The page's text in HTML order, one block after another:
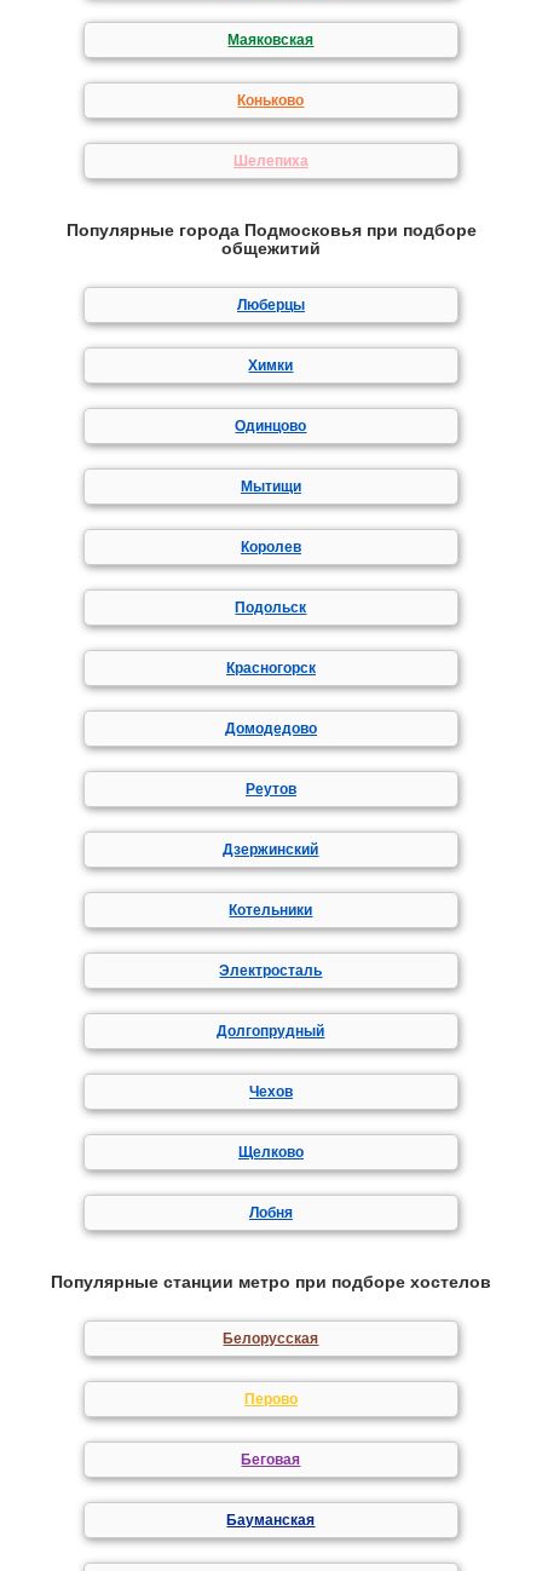
Маяковская
Коньково
Шелепиха
Популярные города Подмосковья при подборе
общежитий
Люберцы
Химки
Одинцово
Мытищи
Королев
Подольск
Красногорск
Домодедово
Реутов
Дзержинский
Котельники
Электросталь
Долгопрудный
Чехов
Щелково
Лобня
Популярные станции метро при подборе хостелов
Белорусская
Перово
Беговая
Бауманская